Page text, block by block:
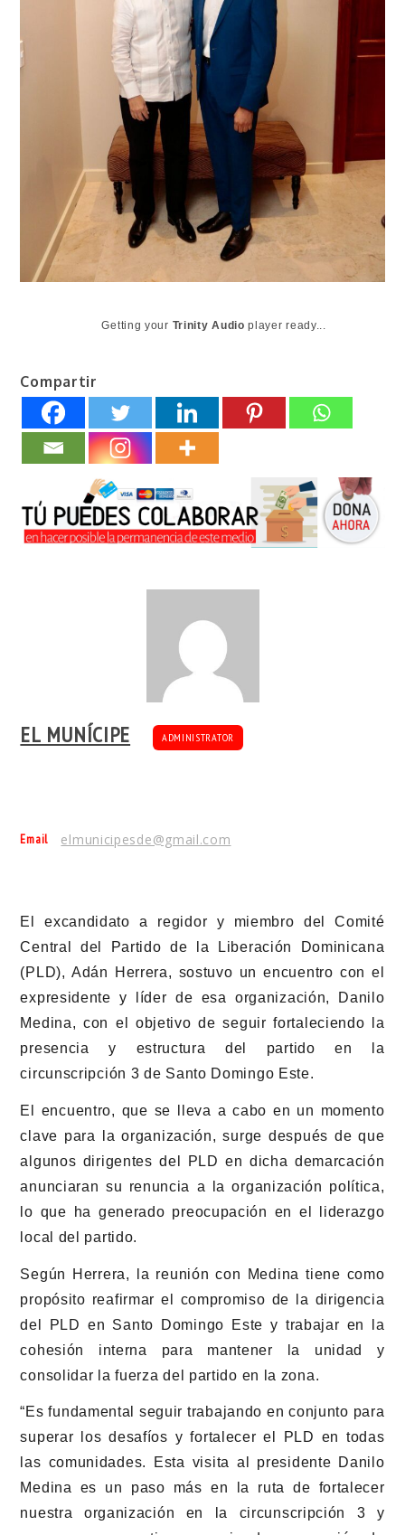
Getting your Trinity Audio player ready...
Compartir
EL MUNÍCIPE ADMINISTRATOR
Email elmunicipesde@gmail.com
El excandidato a regidor y miembro del Comité
Central del Partido de la Liberación Dominicana
(PLD), Adán Herrera, sostuvo un encuentro con el
expresidente y líder de esa organización, Danilo
Medina, con el objetivo de seguir fortaleciendo la
presencia y estructura del partido en la
circunscripción 3 de Santo Domingo Este.
El encuentro, que se lleva a cabo en un momento
clave para la organización, surge después de que
algunos dirigentes del PLD en dicha demarcación
anunciaran su renuncia a la organización política,
lo que ha generado preocupación en el liderazgo
local del partido.
Según Herrera, la reunión con Medina tiene como
propósito reafirmar el compromiso de la dirigencia
del PLD en Santo Domingo Este y trabajar en la
cohesión interna para mantener la unidad y
consolidar la fuerza del partido en la zona.
“Es fundamental seguir trabajando en conjunto para
superar los desafíos y fortalecer el PLD en todas
las comunidades. Esta visita al presidente Danilo
Medina es un paso más en la ruta de fortalecer
nuestra organización en la circunscripción 3 y